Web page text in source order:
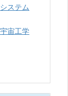
ステム
宙工学